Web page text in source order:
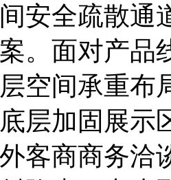
安全疏散通
。面对产品
空间承重布
层加固展示
客商商务洽